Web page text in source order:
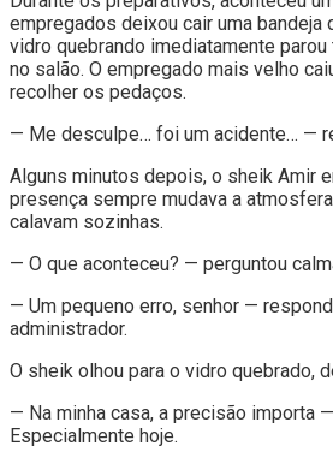
empregados deixou cair uma bandeja
vidro quebrando imediatamente
no salão. O empregado mais velho
recolher os pedaços.
— Me desculpe… foi um acidente… —
Alguns minutos depois, o sheik Amir
presença sempre mudava a
calavam sozinhas.
— O que aconteceu? — perguntou
— Um pequeno erro, senhor —
administrador.
O sheik olhou para o vidro quebrado,
— Na minha casa, a precisão importa
Especialmente hoje.